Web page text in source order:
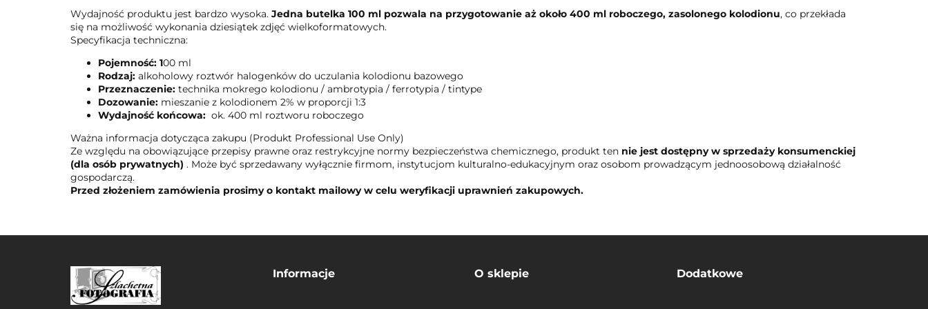
Wydajność produktu jest bardzo wysoka. Jedna butelka 100 ml pozwala na przygotowanie aż około 400 ml roboczego, zasolonego kolodionu, co przekłada
się na możliwość wykonania dziesiątek zdjęć wielkoformatowych.
Specyfikacja techniczna:
Pojemność: 100 ml
Rodzaj: alkoholowy roztwór halogenków do uczulania kolodionu bazowego
Przeznaczenie: technika mokrego kolodionu / ambrotypia / ferrotypia / tintype
Dozowanie: mieszanie z kolodionem 2% w proporcji 1:3
Wydajność końcowa: ok. 400 ml roztworu roboczego
Ważna informacja dotycząca zakupu (Produkt Professional Use Only)
Ze względu na obowiązujące przepisy prawne oraz restrykcyjne normy bezpieczeństwa chemicznego, produkt ten nie jest dostępny w sprzedaży konsumenckiej
(dla osób prywatnych) . Może być sprzedawany wyłącznie firmom, instytucjom kulturalno-edukacyjnym oraz osobom prowadzącym jednoosobową działalność
gospodarczą.
Przed złożeniem zamówienia prosimy o kontakt mailowy w celu weryfikacji uprawnień zakupowych.
Informacje O sklepie Dodatkowe